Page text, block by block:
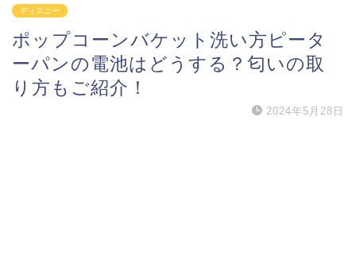
ディズニー
ポップコーンバケット洗い方ピータ
ーパンの電池はどうする？匂いの取
り方もご紹介！
2024年5月28日